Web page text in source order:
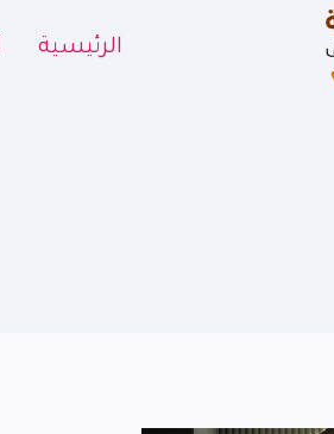
الرئيسية